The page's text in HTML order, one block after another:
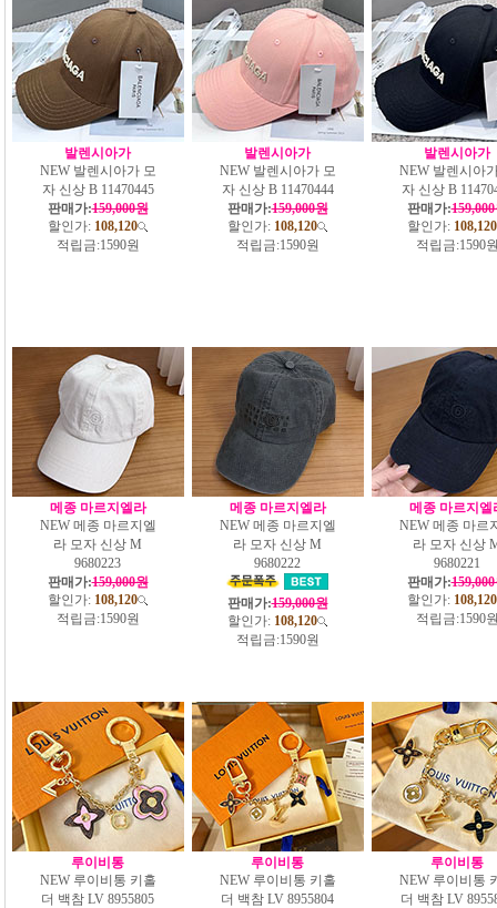
발렌시아가
NEW 발렌시아가 모
자 신상 B 11470445
판매가:159,000원
할인가: 108,120
적립금:1590원
발렌시아가
NEW 발렌시아가 모
자 신상 B 11470444
판매가:159,000원
할인가: 108,120
적립금:1590원
발렌시아가
NEW 발렌시아
자 신상 B
판매가:
할인가: 108,120
적립금:1590
메종 마르지엘라
NEW 메종 마르지엘
라 모자 신상 M
9680223
판매가:159,000원
할인가: 108,120
적립금:1590원
메종 마르지엘라
NEW 메종 마르지엘
라 모자 신상 M
9680222
판매가:159,000원
할인가: 108,120
적립금:1590원
메종 마르지엘
NEW 메종 마르
라 모자 신상
9680221
판매가:
할인가: 108,120
적립금:1590
루이비통
NEW 루이비통 키홀
더 백참 LV 8955805
루이비통
NEW 루이비통 키홀
더 백참 LV 8955804
루이비통
NEW 루이비통
더 백참 LV